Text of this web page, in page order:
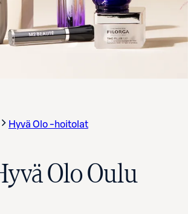
Hyvä Olo -hoitolat
Olo Oulu